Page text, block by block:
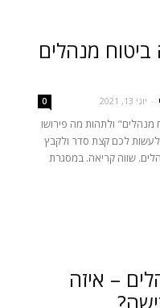
מנהלים
- יוני 13, 2021 0
ולתהות מה פירושו
לעשות לכם קצת סדר ולקבץ
שווה קריאה. במסגרת
– איזה